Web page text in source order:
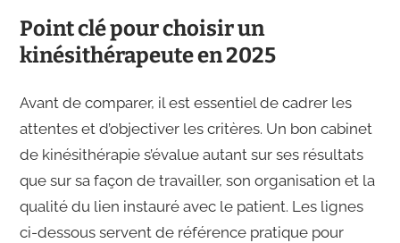
Point clé pour choisir un
kinésithérapeute en 2025
Avant de comparer, il est essentiel de cadrer les
attentes et d’objectiver les critères. Un bon cabinet
de kinésithérapie s’évalue autant sur ses résultats
que sur sa façon de travailler, son organisation et la
qualité du lien instauré avec le patient. Les lignes
ci-dessous servent de référence pratique pour